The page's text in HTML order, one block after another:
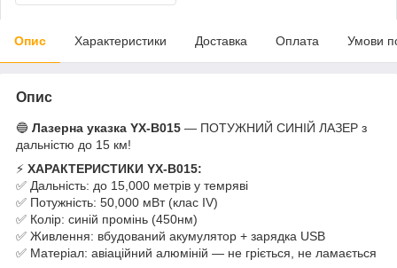
Опис Характеристики Доставка Оплата Умови
Опис
🔵 Лазерна указка YX-B015 — ПОТУЖНИЙ СИНІЙ ЛАЗЕР з
дальністю до 15 км!
⚡ ХАРАКТЕРИСТИКИ YX-B015:
✅ Дальність: до 15,000 метрів у темряві
✅ Потужність: 50,000 мВт (клас IV)
✅ Колір: синій промінь (450нм)
✅ Живлення: вбудований акумулятор + зарядка USB
✅ Матеріал: авіаційний алюміній — не гріється, не ламається